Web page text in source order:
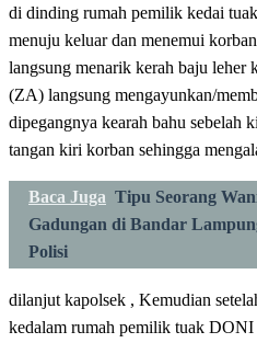
di dinding rumah pemilik kedai
menuju keluar dan menemui
langsung menarik kerah baju leher
(ZA) langsung mengayunkan/
dipegangnya kearah bahu sebelah
tangan kiri korban sehingga
Baca Juga Tipu Seorang
Gadungan di Bandar
Polisi
dilanjut kapolsek , Kemudian
kedalam rumah pemilik tuak